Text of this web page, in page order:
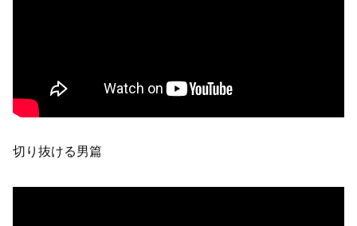
切り抜ける男篇